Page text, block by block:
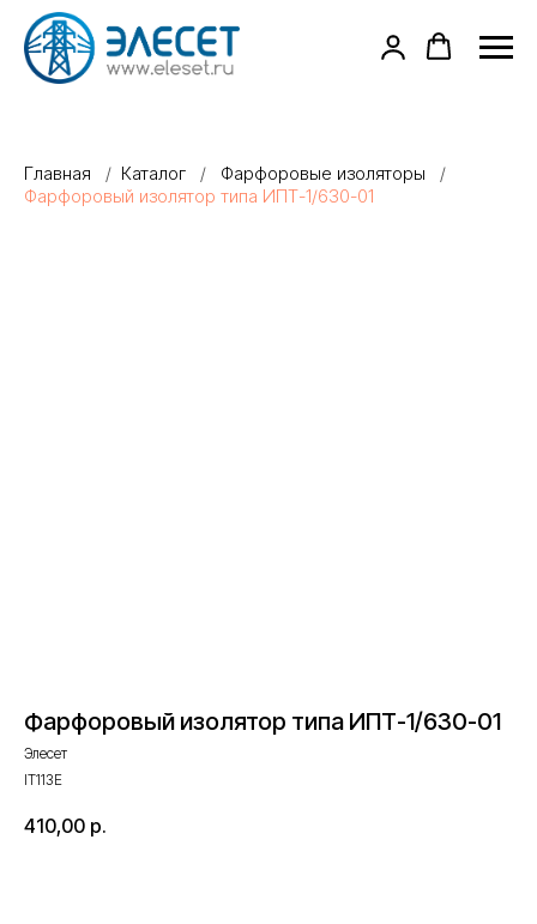
Главная / Каталог / Фарфоровые изоляторы
/
Фарфоровый изолятор типа ИПТ-1/630-01
Фарфоровый изолятор типа ИПТ-1/630-01
Элесет
IT113E
410,00 р.